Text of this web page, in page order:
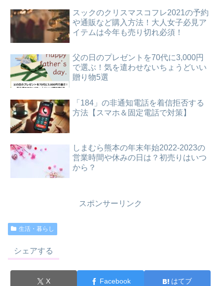
スックのクリスマスコフレ2021の予約
や通販など購入方法！大人女子必見ア
イテムは今年も売り切れ必須！
父の日のプレゼントを70代に3,000円
で選ぶ！気を遣わせないちょうどいい
贈り物5選
「184」の非通知電話を着信拒否する
方法【スマホ＆固定電話で対策】
しまむら熊本の年末年始2022-2023の
営業時間や休みの日は？初売りはいつ
から？
スポンサーリンク
生活・暮らし
シェアする
X Facebook はてブ